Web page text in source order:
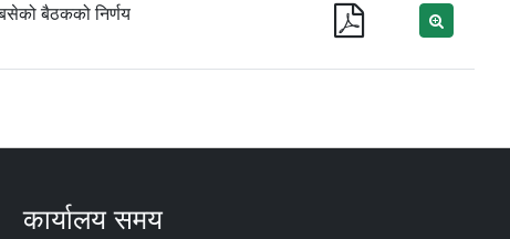
बसेको बैठकको निर्णय
कार्यालय समय